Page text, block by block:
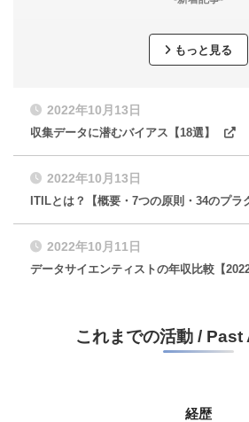
もっと見る
2022年10月13日
収集データに潜むバイアス【18選】
2022年10月13日
ITILとは？【概要・7つの原則・34のプラ
2022年10月11日
データサイエンティストの年収比較【
これまでの活動 /
経歴